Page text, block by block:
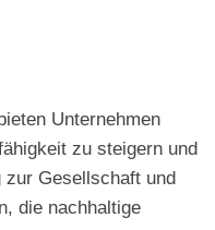
Unternehmen
zu steigern und
Gesellschaft und
die nachhaltige